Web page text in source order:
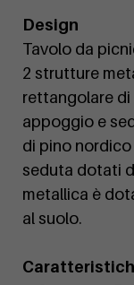
Design
Tavolo da
2 strutture
rettangolare di
appoggio e
di pino
seduta dotati
metallica è
al suolo.